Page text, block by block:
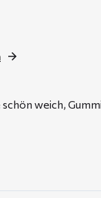
schön weich,